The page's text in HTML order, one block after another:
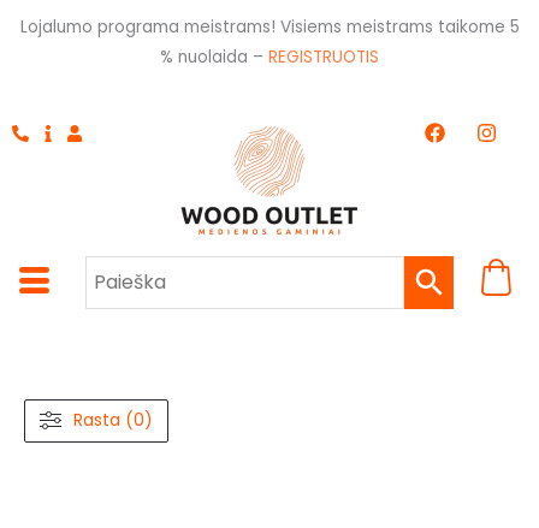
Pereiti
Lojalumo programa meistrams! Visiems meistrams taikome 5
% nuolaida – REGISTRUOTIS
F
a
k
I
n
a
m
Rasta (0)